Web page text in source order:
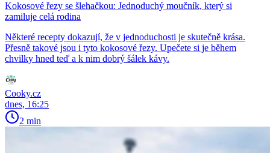
Kokosové řezy se šlehačkou: Jednoduchý moučník, který si
zamiluje celá rodina
Některé recepty dokazují, že v jednoduchosti je skutečně krása.
Přesně takové jsou i tyto kokosové řezy. Upečete si je během
chvilky hned teď a k nim dobrý šálek kávy.
Cooky.cz
dnes, 16:25
2 min